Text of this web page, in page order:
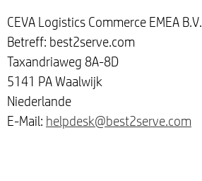
CEVA Logistics Commerce EMEA B.V.
Betreff: best2serve.com
Taxandriaweg 8A-8D
5141 PA Waalwijk
Niederlande
E-Mail: helpdesk@best2serve.com